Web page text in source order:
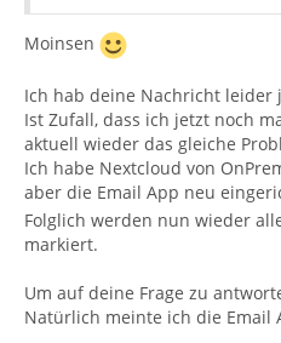
Moinsen
Ich hab deine Nachricht leider
Ist Zufall, dass ich jetzt noch
aktuell wieder das gleiche
Ich habe Nextcloud von
aber die Email App neu
Folglich werden nun wieder
markiert.
Um auf deine Frage zu
Natürlich meinte ich die Email